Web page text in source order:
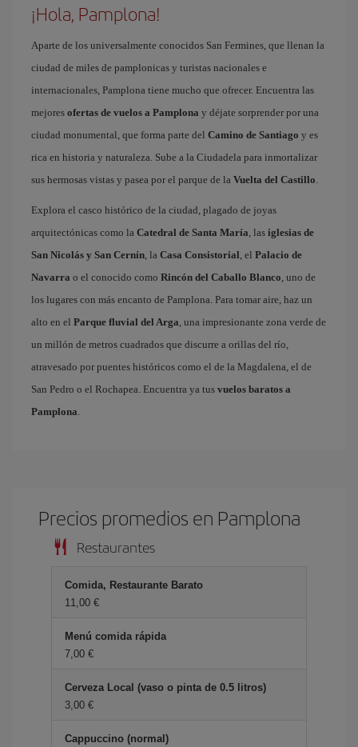
¡Hola, Pamplona!
Aparte de los universalmente conocidos San Fermines, que llenan la
ciudad de miles de pamplonicas y turistas nacionales e
internacionales, Pamplona tiene mucho que ofrecer. Encuentra las
mejores ofertas de vuelos a Pamplona y déjate sorprender por una
ciudad monumental, que forma parte del Camino de Santiago y es
rica en historia y naturaleza. Sube a la Ciudadela para inmortalizar
sus hermosas vistas y pasea por el parque de la Vuelta del Castillo.
Explora el casco histórico de la ciudad, plagado de joyas
arquitectónicas como la Catedral de Santa María, las iglesias de
San Nicolás y San Cernín, la Casa Consistorial, el Palacio de
Navarra o el conocido como Rincón del Caballo Blanco, uno de
los lugares con más encanto de Pamplona. Para tomar aire, haz un
alto en el Parque fluvial del Arga, una impresionante zona verde de
un millón de metros cuadrados que discurre a orillas del río,
atravesado por puentes históricos como el de la Magdalena, el de
San Pedro o el Rochapea. Encuentra ya tus vuelos baratos a
Pamplona.
Precios promedios en Pamplona
Restaurantes
Comida, Restaurante Barato
11,00 €
Menú comida rápida
7,00 €
Cerveza Local (vaso o pinta de 0.5 litros)
3,00 €
Cappuccino (normal)